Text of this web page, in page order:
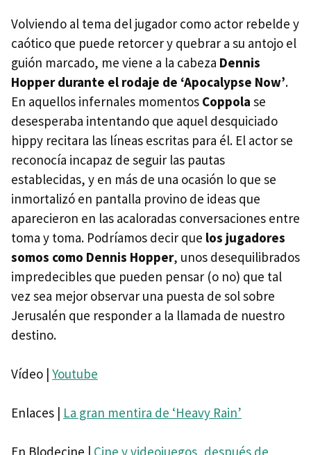
Volviendo al tema del jugador como actor rebelde y
caótico que puede retorcer y quebrar a su antojo el
guión marcado, me viene a la cabeza Dennis
Hopper durante el rodaje de ‘Apocalypse Now’.
En aquellos infernales momentos Coppola se
desesperaba intentando que aquel desquiciado
hippy recitara las líneas escritas para él. El actor se
reconocía incapaz de seguir las pautas
establecidas, y en más de una ocasión lo que se
inmortalizó en pantalla provino de ideas que
aparecieron en las acaloradas conversaciones entre
toma y toma. Podríamos decir que los jugadores
somos como Dennis Hopper, unos desequilibrados
impredecibles que pueden pensar (o no) que tal
vez sea mejor observar una puesta de sol sobre
Jerusalén que responder a la llamada de nuestro
destino.
Vídeo | Youtube
Enlaces | La gran mentira de ‘Heavy Rain’
En Blodecine | Cine y videojuegos, después de